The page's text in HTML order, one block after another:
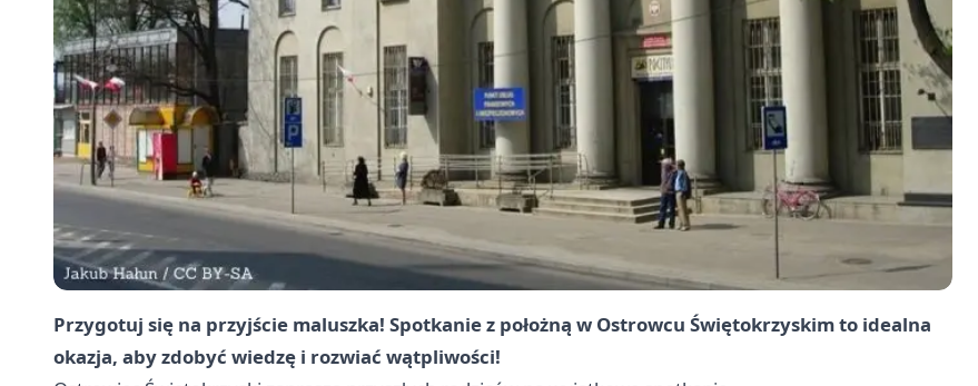
Przygotuj się na przyjście maluszka! Spotkanie z położną w Ostrowcu Świętokrzyskim to idealna
okazja, aby zdobyć wiedzę i rozwiać wątpliwości!